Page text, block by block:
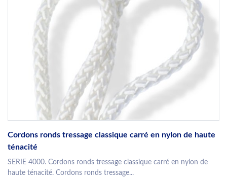
Cordons ronds tressage classique carré en nylon de haute
ténacité
SERIE 4000. Cordons ronds tressage classique carré en nylon de
haute ténacité. Cordons ronds tressage...